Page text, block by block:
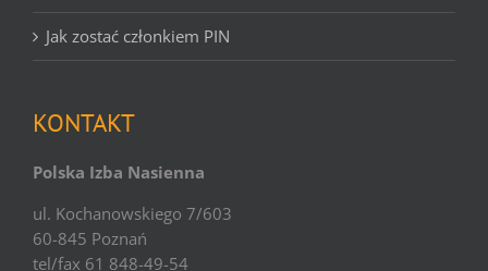
Jak zostać członkiem PIN
KONTAKT
Polska Izba Nasienna
ul. Kochanowskiego 7/603
60-845 Poznań
tel/fax 61 848-49-54